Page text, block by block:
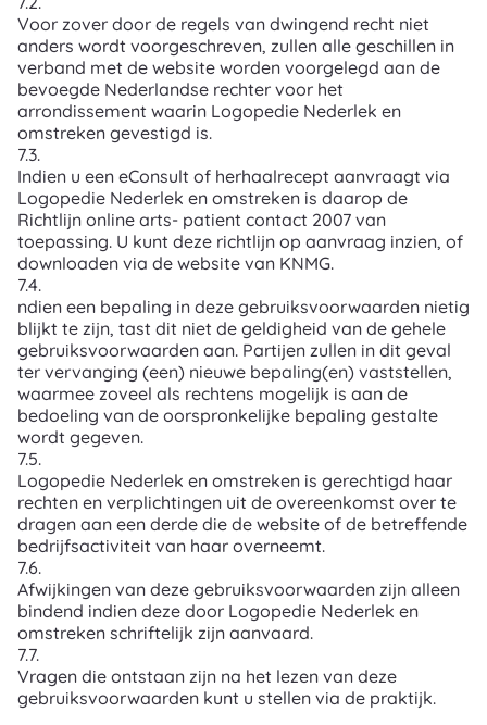
Voor zover door de regels van dwingend recht niet
anders wordt voorgeschreven, zullen alle geschillen in
verband met de website worden voorgelegd aan de
bevoegde Nederlandse rechter voor het
arrondissement waarin Logopedie Nederlek en
omstreken gevestigd is.
7.3.
Indien u een eConsult of herhaalrecept aanvraagt via
Logopedie Nederlek en omstreken is daarop de
Richtlijn online arts- patient contact 2007 van
toepassing. U kunt deze richtlijn op aanvraag inzien, of
downloaden via de website van KNMG.
7.4.
ndien een bepaling in deze gebruiksvoorwaarden nietig
blijkt te zijn, tast dit niet de geldigheid van de gehele
gebruiksvoorwaarden aan. Partijen zullen in dit geval
ter vervanging (een) nieuwe bepaling(en) vaststellen,
waarmee zoveel als rechtens mogelijk is aan de
bedoeling van de oorspronkelijke bepaling gestalte
wordt gegeven.
7.5.
Logopedie Nederlek en omstreken is gerechtigd haar
rechten en verplichtingen uit de overeenkomst over te
dragen aan een derde die de website of de betreffende
bedrijfsactiviteit van haar overneemt.
7.6.
Afwijkingen van deze gebruiksvoorwaarden zijn alleen
bindend indien deze door Logopedie Nederlek en
omstreken schriftelijk zijn aanvaard.
7.7.
Vragen die ontstaan zijn na het lezen van deze
gebruiksvoorwaarden kunt u stellen via de praktijk.